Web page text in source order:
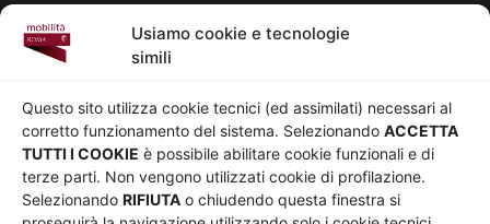
Usiamo cookie e tecnologie
simili
Questo sito utilizza cookie tecnici (ed assimilati) necessari al
corretto funzionamento del sistema. Selezionando ACCETTA
TUTTI I COOKIE è possibile abilitare cookie funzionali e di
terze parti. Non vengono utilizzati cookie di profilazione.
Selezionando RIFIUTA o chiudendo questa finestra si
Pedonalizzazioni
Aeroporti
Chi siamo
Governance
Whistleblowing
Co-Marketing
Social media policy
Privacy
Parità di genere
Amministrazione
trasparente
Bandi e gare